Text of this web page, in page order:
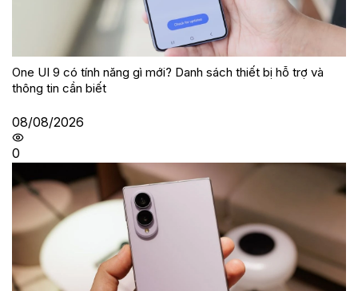
One UI 9 có tính năng gì mới? Danh sách thiết bị hỗ trợ và
thông tin cần biết
08/08/2026
0